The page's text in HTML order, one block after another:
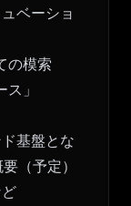
ベーショ
の模索
」
基盤とな
（予定）